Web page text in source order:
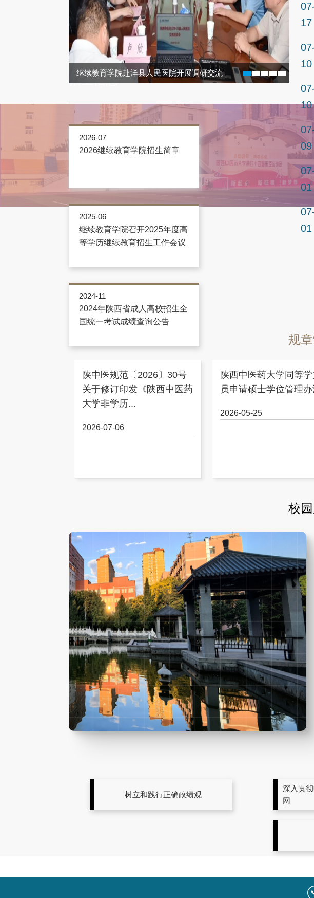
继续教育学院赴洋县人民医院开展调研交流
17
10
10
09
01
01
招生信息
2026-07
2026继续教育学院招生简章
2025-06
继续教育学院召开2025年度高
等学历继续教育招生工作会议
2024-11
2024年陕西省成人高校招生全
国统一考试成绩查询公告
规
陕中医规范〔2026〕30号
关于修订印发《陕西中医药
大学非学历...
2026-07-06
陕西中医药大学同等学
员申请硕士学位管理
2026-05-25
校
树立和践行正确政绩观
深入贯
网